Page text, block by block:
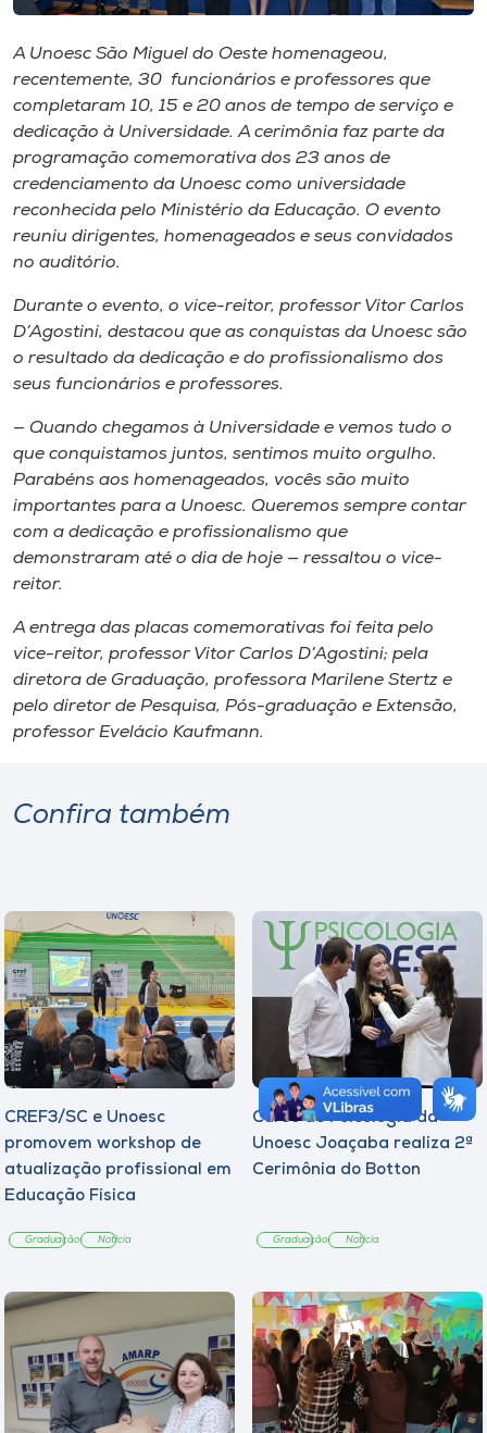
Unoesc
Store
Selecione
A Unoesc São Miguel do Oeste homenageou,
recentemente, 30 funcionários e professores que
completaram 10, 15 e 20 anos de tempo de serviço e
dedicação à Universidade. A cerimônia faz parte da
programação comemorativa dos 23 anos de
credenciamento da Unoesc como universidade
reconhecida pelo Ministério da Educação. O evento
reuniu dirigentes, homenageados e seus convidados
no auditório.
Durante o evento, o vice-reitor, professor Vitor Carlos
D’Agostini, destacou que as conquistas da Unoesc são
o resultado da dedicação e do profissionalismo dos
seus funcionários e professores.
— Quando chegamos à Universidade e vemos tudo o
que conquistamos juntos, sentimos muito orgulho.
Parabéns aos homenageados, vocês são muito
importantes para a Unoesc. Queremos sempre contar
com a dedicação e profissionalismo que
demonstraram até o dia de hoje — ressaltou o vice-
reitor.
A entrega das placas comemorativas foi feita pelo
vice-reitor, professor Vitor Carlos D’Agostini; pela
diretora de Graduação, professora Marilene Stertz e
pelo diretor de Pesquisa, Pós-graduação e Extensão,
professor Evelácio Kaufmann.
Confira também
CREF3/SC e Unoesc
promovem workshop de
atualização profissional em
Educação Física
Graduação Notícia
Curso de Psicologia da
Unoesc Joaçaba realiza 2ª
Cerimônia do Botton
Graduação Notícia